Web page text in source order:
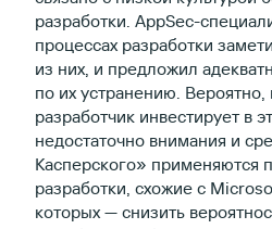
разработки. AppSec-
процессах разработки
из них, и предложил
по их устранению.
разработчик инвестирует в
недостаточно внимания и
Касперского» применяются
разработки, схожие с
которых — снизить